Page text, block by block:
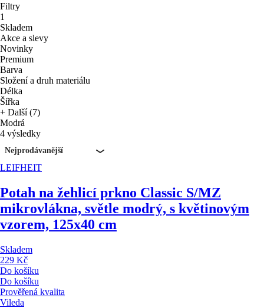
Filtry
1
Skladem
Akce a slevy
Novinky
Premium
Barva
Složení a druh materiálu
Délka
Šířka
+ Další (7)
Modrá
4 výsledky
Nejprodávanější
LEIFHEIT
Potah na žehlicí prkno Classic S/MZ
mikrovlákna, světle modrý, s květinovým
vzorem, 125x40 cm
Skladem
229 Kč
Do košíku
Do košíku
Prověřená kvalita
Vileda